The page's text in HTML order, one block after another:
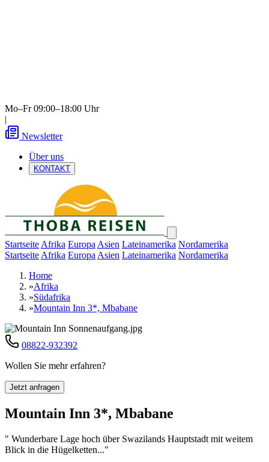
Mo–Fr 09:00–18:00 Uhr
|
Newsletter
Über uns
KONTAKT
Startseite Afrika Europa Asien Lateinamerika Nordamerika
Startseite Afrika Europa Asien Lateinamerika Nordamerika
Home
»Afrika
»Südafrika
»Mountain Inn 3*, Mbabane
08822-932392
Wollen Sie mehr erfahren?
Jetzt anfragen
Mountain Inn 3*, Mbabane
" Wunderbare Lage hoch über Swazilands Hauptstadt mit weitem
Blick in die Hügelketten..."